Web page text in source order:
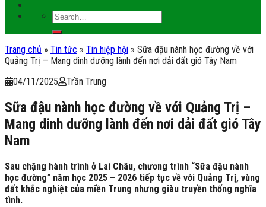
Trang chủ » Tin tức » Tin hiệp hội » Sữa đậu nành học đường về với
Quảng Trị – Mang dinh dưỡng lành đến nơi dải đất gió Tây Nam
04/11/2025
Trần Trung
Sữa đậu nành học đường về với Quảng Trị –
Mang dinh dưỡng lành đến nơi dải đất gió Tây
Nam
Sau chặng hành trình ở Lai Châu, chương trình “Sữa đậu nành
học đường” năm học 2025 – 2026 tiếp tục về với Quảng Trị, vùng
đất khắc nghiệt của miền Trung nhưng giàu truyền thống nghĩa
tình.